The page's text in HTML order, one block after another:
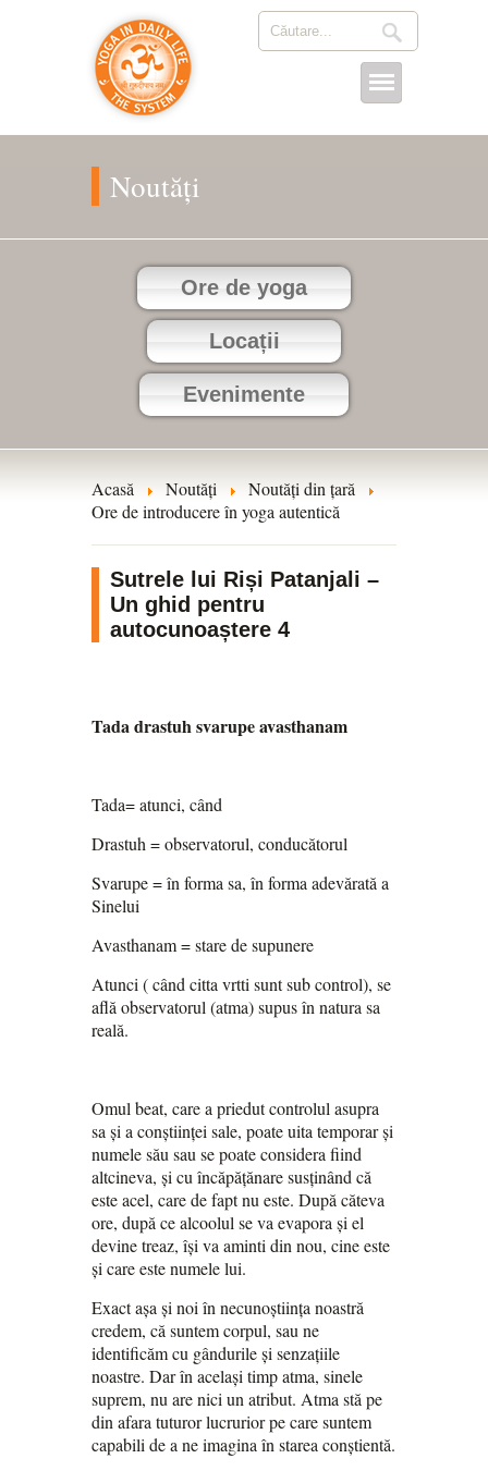
Noutăți
Ore de yoga
Locații
Evenimente
Acasă Noutăți
Noutăți din țară
Ore de introducere în yoga autentică
Sutrele lui Riși Patanjali –
Un ghid pentru
autocunoaștere 4
Tada drastuh svarupe avasthanam
Tada= atunci, când
Drastuh = observatorul, conducătorul
Svarupe = în forma sa, în forma adevărată a
Sinelui
Avasthanam = stare de supunere
Atunci ( când citta vrtti sunt sub control), se
află observatorul (atma) supus în natura sa
reală.
Omul beat, care a priedut controlul asupra
sa și a conștiinței sale, poate uita temporar și
numele său sau se poate considera fiind
altcineva, și cu încăpățănare susținând că
este acel, care de fapt nu este. După căteva
ore, după ce alcoolul se va evapora și el
devine treaz, își va aminti din nou, cine este
și care este numele lui.
Exact așa și noi în necunoștiința noastră
credem, că suntem corpul, sau ne
identificăm cu gândurile și senzațiile
noastre. Dar în același timp atma, sinele
suprem, nu are nici un atribut. Atma stă pe
din afara tuturor lucrurior pe care suntem
capabili de a ne imagina în starea conștientă.